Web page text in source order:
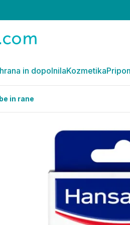
in dopolnilaKozmetika
in rane